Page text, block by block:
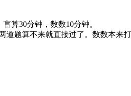
算30分钟，数数10分钟。
题算不来就直接过了。数数本来